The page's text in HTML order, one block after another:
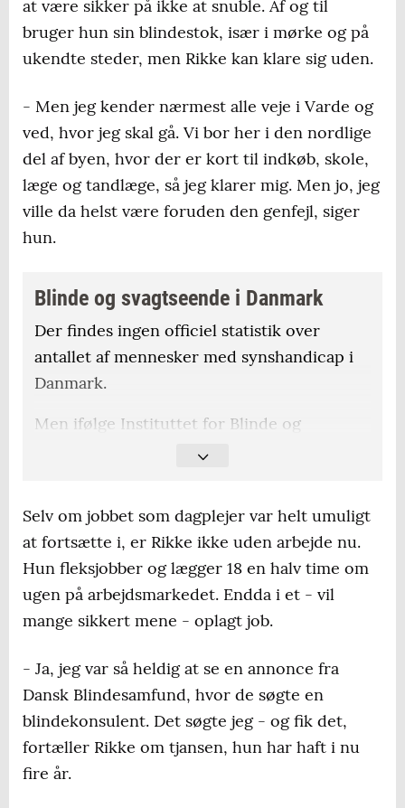
at være sikker på ikke at snuble. Af og til
bruger hun sin blindestok, især i mørke og på
ukendte steder, men Rikke kan klare sig uden.
- Men jeg kender nærmest alle veje i Varde og
ved, hvor jeg skal gå. Vi bor her i den nordlige
del af byen, hvor der er kort til indkøb, skole,
læge og tandlæge, så jeg klarer mig. Men jo, jeg
ville da helst være foruden den genfejl, siger
hun.
Blinde og svagtseende i Danmark
Der findes ingen officiel statistik over
antallet af mennesker med synshandicap i
Danmark.
Men ifølge Instituttet for Blinde og
Svagsynede og Dansk Blindesamfund er der
stærkt svagsynede.
De 12.500 lever op til kriterieriet for at blive
medlem af Dansk Blindesamfund, som lyder
på, at man har en synsstyrke på højst 10
optik. Oveni har foreningen såkaldte
aktivitetsmedlemmer med højst 33 procent
af synet tilbage.
Vi danskere bliver stadig ældre, og dermed
Selv om jobbet som dagplejer var helt umuligt
at fortsætte i, er Rikke ikke uden arbejde nu.
Hun fleksjobber og lægger 18 en halv time om
ugen på arbejdsmarkedet. Endda i et - vil
mange sikkert mene - oplagt job.
- Ja, jeg var så heldig at se en annonce fra
Dansk Blindesamfund, hvor de søgte en
blindekonsulent. Det søgte jeg - og fik det,
fortæller Rikke om tjansen, hun har haft i nu
fire år.